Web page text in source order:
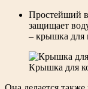
Простейший
защищает
– крышка для
Крышка для